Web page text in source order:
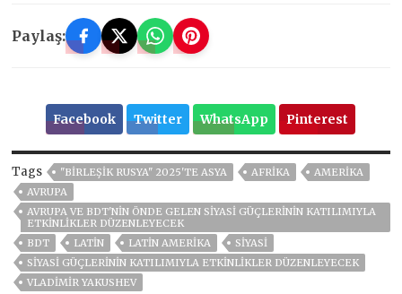
Paylaş:
Facebook Twitter WhatsApp Pinterest
Tags "BIRLEŞIK RUSYA" 2025'TE ASYA AFRİKA
AMERIKA
AVRUPA
AVRUPA VE BDT'NIN ÖNDE GELEN SIYASI GÜÇLERININ KATILIMIYLA
ETKINLIKLER DÜZENLEYECEK
BDT
LATIN LATIN AMERIKA
SIYASI
SIYASI GÜÇLERININ KATILIMIYLA ETKINLIKLER DÜZENLEYECEK
VLADIMIR YAKUSHEV